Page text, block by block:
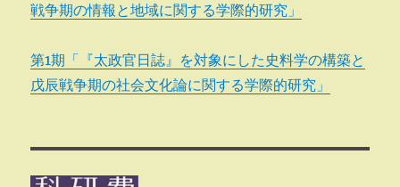
戦争期の情報と地域に関する学際的研究」
第1期「『太政官日誌』を対象にした史料学の構築と
戊辰戦争期の社会文化論に関する学際的研究」